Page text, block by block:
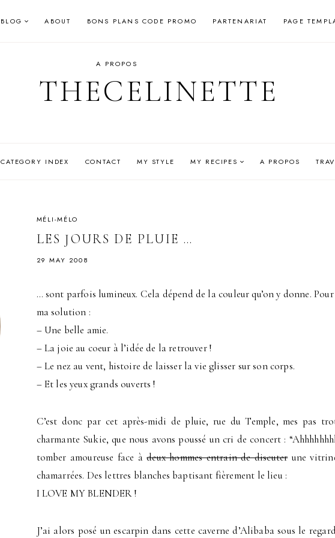
BLOG ABOUT BONS PLANS CODE PROMO PARTENARIAT PAGE
A PROPOS
THECELINETTE
CATEGORY INDEX CONTACT MY STYLE MY RECIPES A PROPOS
MÉLI-MÉLO
LES JOURS DE PLUIE …
29 MAY 2008
… sont parfois lumineux. Cela dépend de la couleur qu’on y donne.
ma solution :
– Une belle amie.
– La joie au coeur à l’idée de la retrouver !
– Le nez au vent, histoire de laisser la vie glisser sur son corps.
– Et les yeux grands ouverts !
C’est donc par cet après-midi de pluie, rue du Temple, mes pas
charmante Sukie, que nous avons poussé un cri de concert :
tomber amoureuse face àdeux hommes entrain de discuterune
chamarrées. Des lettres blanches baptisant fièrement le lieu :
I LOVE MY BLENDER !
J’ai alors posé un escarpin dans cette caverne d’Alibaba sous le